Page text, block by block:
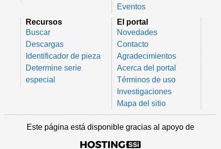
Eventos
Recursos
Buscar
Descargas
Identificador de pieza
Determine serie
especial
El portal
Novedades
Contacto
Agradecimientos
Acerca del portal
Términos de uso
Investigaciones
Mapa del sitio
Este página está disponible gracias al apoyo de